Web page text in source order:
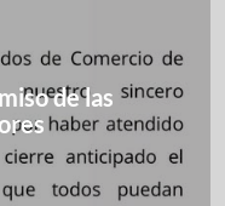
de las